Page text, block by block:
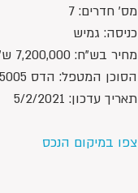
מס' חדרים: 7
כניסה: גמיש
מחיר בש"ח: 7,200,000 ש"ח
הסוכן המטפל: הדס 054-7415005
תאריך עדכון: 5/2/2021
צפו במיקום הנכס